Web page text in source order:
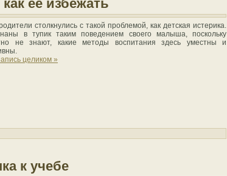
её избежать
столкнулись с такой проблемой, как детская истерика.
в тупик таким поведением своего малыша, поскольку
не знают, какие методы воспитания здесь уместны и
целиком »
к учебе